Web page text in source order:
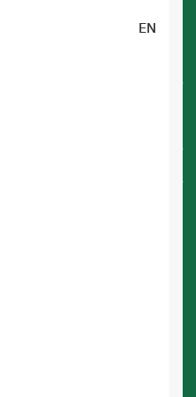
EN
لديك استفسار أو
المملكة العربية السعودية -